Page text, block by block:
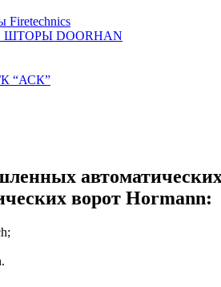
Firetechnics
DOORHAN
“АСК”
ворот Hormann: